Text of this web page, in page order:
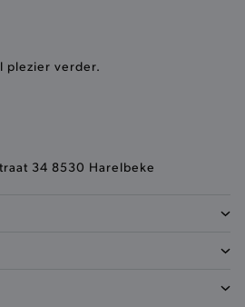
plezier verder.
34 8530 Harelbeke